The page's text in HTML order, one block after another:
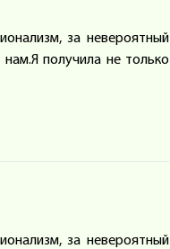
за невероятный
получила не только
за невероятный